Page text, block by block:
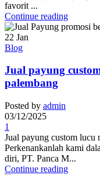
favorit ...
Continue reading
22 Jan
Blog
Jual payung
palembang
Posted by admin
03/12/2025
1
Jual payung custom lucu
Perkenankanlah kami
diri, PT. Panca M...
Continue reading